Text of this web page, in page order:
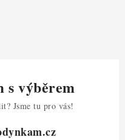
s výběrem
Jsme tu pro vás!